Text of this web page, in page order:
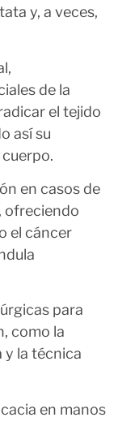
y, a veces,
de la
el tejido
así su
en casos de
ofreciendo
el cáncer
para
como la
la técnica
en manos